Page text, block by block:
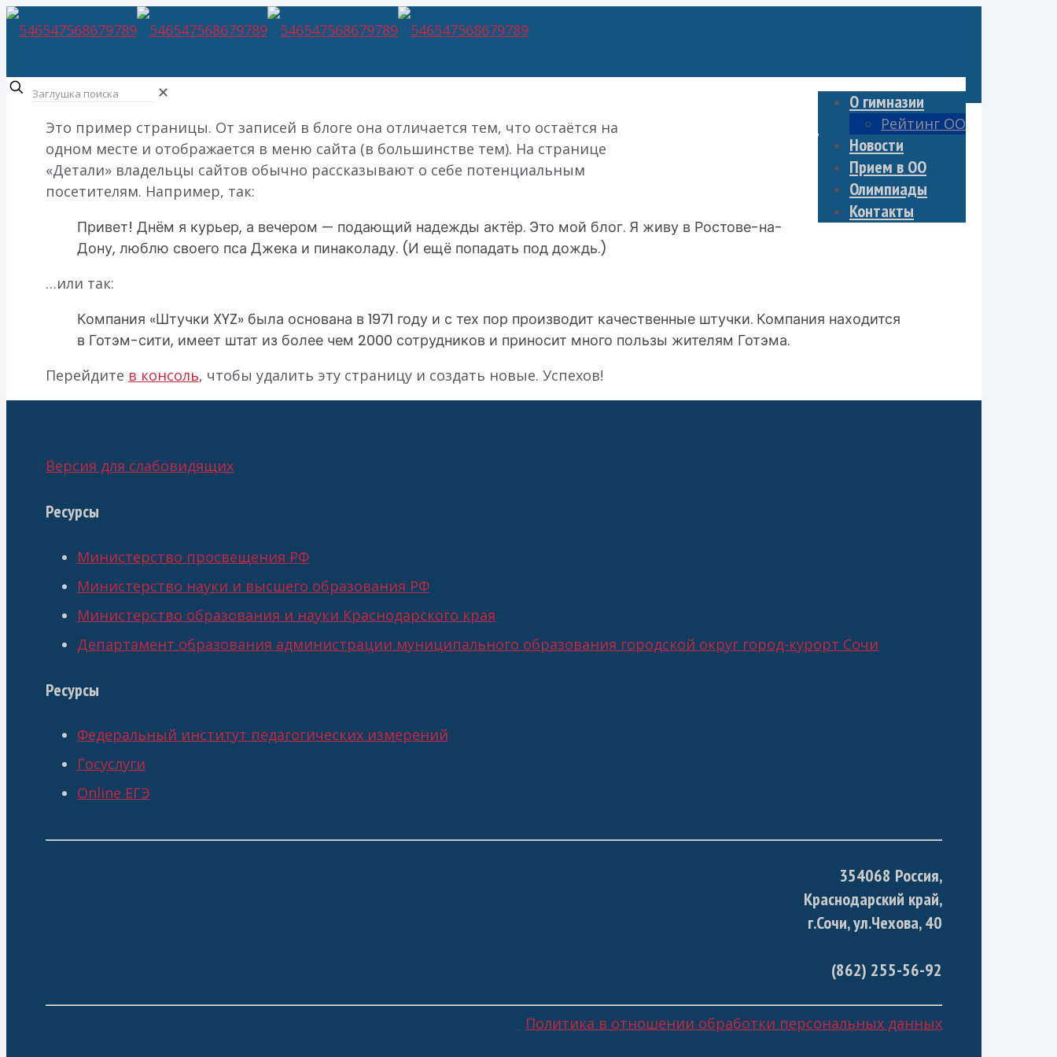
О гимназии
Рейтинг ОО
Новости
Прием в ОО
Олимпиады
Контакты
✕
Это пример страницы. От записей в блоге она отличается тем, что остаётся на
одном месте и отображается в меню сайта (в большинстве тем). На странице
«Детали» владельцы сайтов обычно рассказывают о себе потенциальным
посетителям. Например, так:
Привет! Днём я курьер, а вечером — подающий надежды актёр. Это мой блог. Я живу в Ростове-на-
Дону, люблю своего пса Джека и пинаколаду. (И ещё попадать под дождь.)
…или так:
Компания «Штучки XYZ» была основана в 1971 году и с тех пор производит качественные штучки. Компания находится
в Готэм-сити, имеет штат из более чем 2000 сотрудников и приносит много пользы жителям Готэма.
Перейдите в консоль, чтобы удалить эту страницу и создать новые. Успехов!
Версия для слабовидящих
Ресурсы
Министерство просвещения РФ
Министерство науки и высшего образования РФ
Министерство образования и науки Краснодарского края
Департамент образования администрации муниципального образования городской округ город-курорт Сочи
Ресурсы
Федеральный институт педагогических измерений
Госуслуги
Online ЕГЭ
354068 Россия,
Краснодарский край,
г.Сочи, ул.Чехова, 40
(862) 255-56-92
Политика в отношении обработки персональных данных